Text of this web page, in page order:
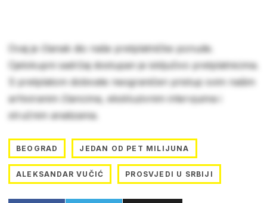
Ovaj je članak dio naše pretplatničke ponude.
Cjelokupni sadržaj dostupan je isključivo pretplatnicima.
S pretplatom dobivate neograničen pristup svim našim
arhiviranim člancima, ekskluzivnim intervjuima i
stručnim analizama.
BEOGRAD JEDAN OD PET MILIJUNA
ALEKSANDAR VUČIĆ PROSVJEDI U SRBIJI